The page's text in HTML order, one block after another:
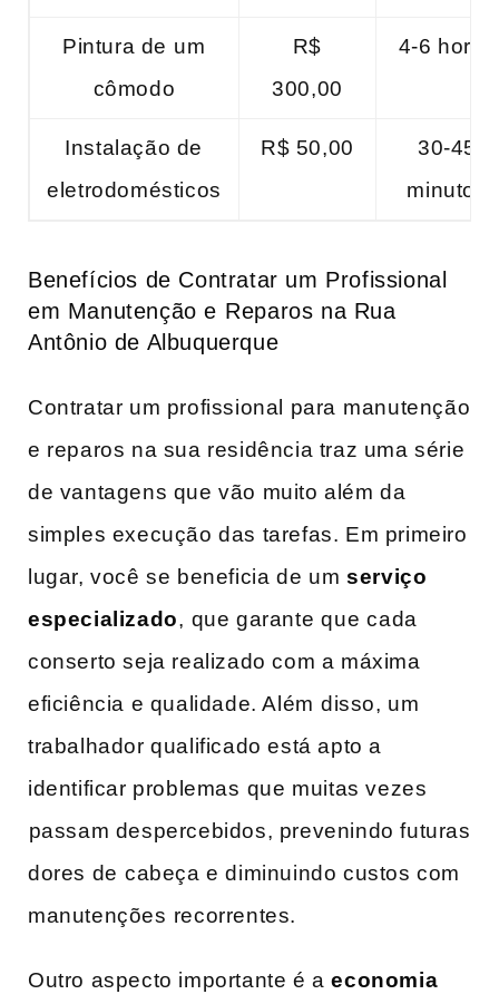
Pintura de⁤ um⁢
cômodo
R$
‍300,00
4-6 horas
Instalação de⁤
eletrodomésticos
R$ 50,00
30-45
minutos
Benefícios de Contratar ​um Profissional
em Manutenção e ⁤Reparos na‍ Rua
Antônio ‍de Albuquerque
Contratar um‍ profissional para ⁣manutenção‍
e reparos‌ na ‌sua residência traz uma série⁣
de vantagens que vão muito ‍além da⁣
simples execução das tarefas. Em ‌primeiro
lugar, você se beneficia de⁣ umserviço
especializado,⁣ que garante⁢ que⁤ cada
conserto seja realizado com a máxima⁢
eficiência e qualidade. Além⁢ disso, um
trabalhador qualificado ​está​ apto a⁣
identificar problemas ⁣que muitas vezes
⁣passam despercebidos, prevenindo futuras
dores de⁤ cabeça e diminuindo custos com
manutenções ⁣recorrentes.
Outro aspecto importante‍ é aeconomia